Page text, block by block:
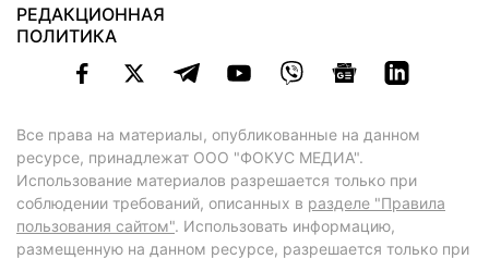
РЕДАКЦИОННАЯ
ПОЛИТИКА
Все права на материалы, опубликованные на данном
ресурсе, принадлежат ООО "ФОКУС МЕДИА".
Использование материалов разрешается только при
соблюдении требований, описанных в разделе "Правила
пользования сайтом". Использовать информацию,
размещенную на данном ресурсе, разрешается только при